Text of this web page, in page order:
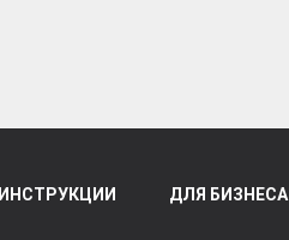
ИНСТРУКЦИИ ДЛЯ БИЗНЕСА